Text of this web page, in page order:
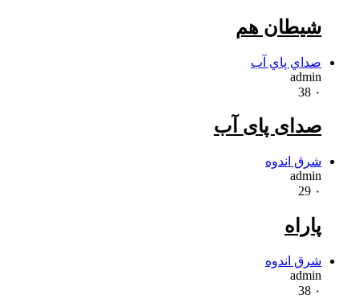
شیطان هم
صداي پاي آب
admin
۰
صدای پای آب
شرق اندوه
admin
۰
پاراه
شرق اندوه
admin
۰